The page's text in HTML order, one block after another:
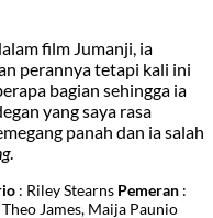
film Jumanji, ia
perannya tetapi kali ini
bagian sehingga ia
yang saya rasa
panah dan ia salah
.
: Riley Stearns Pemeran :
James, Maija Paunio